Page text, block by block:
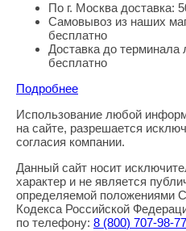
По г. Москва доставка:
Самовывоз из наших
бесплатно
Доставка до
бесплатно
Подробнее
Правовая информация
Использование любой
на сайте, разрешается
согласия компании.
Данный сайт носит
характер и не является
определяемой положениями
Кодекса Российской
по телефону: 8 (800) 707-98-77